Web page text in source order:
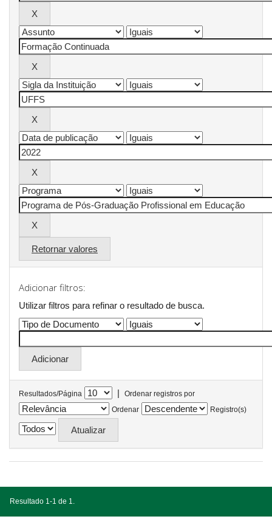
Retornar valores
Adicionar filtros:
Utilizar filtros para refinar o resultado de busca.
Resultados/Página |
Ordenar registros por
Ordenar
Registro(s)
Resultado 1-1 de 1.